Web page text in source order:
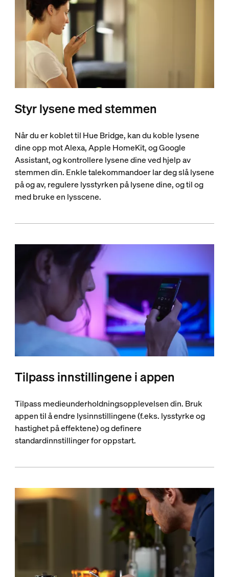
Styr lysene med stemmen
Når du er koblet til Hue Bridge, kan du koble lysene
dine opp mot Alexa, Apple HomeKit, og Google
Assistant, og kontrollere lysene dine ved hjelp av
stemmen din. Enkle talekommandoer lar deg slå lysene
på og av, regulere lysstyrken på lysene dine, og til og
med bruke en lysscene.
Tilpass innstillingene i appen
Tilpass medieunderholdningsopplevelsen din. Bruk
appen til å endre lysinnstillingene (f.eks. lysstyrke og
hastighet på effektene) og definere
standardinnstillinger for oppstart.